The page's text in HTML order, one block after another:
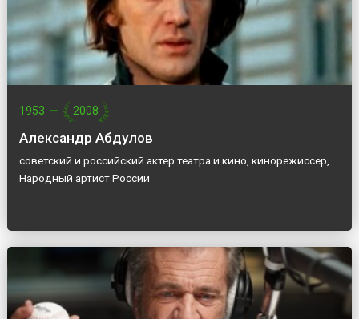
1953 — 2008
Александр Абдулов
советский и российский актер театра и кино, кинорежиссер,
Народный артист России